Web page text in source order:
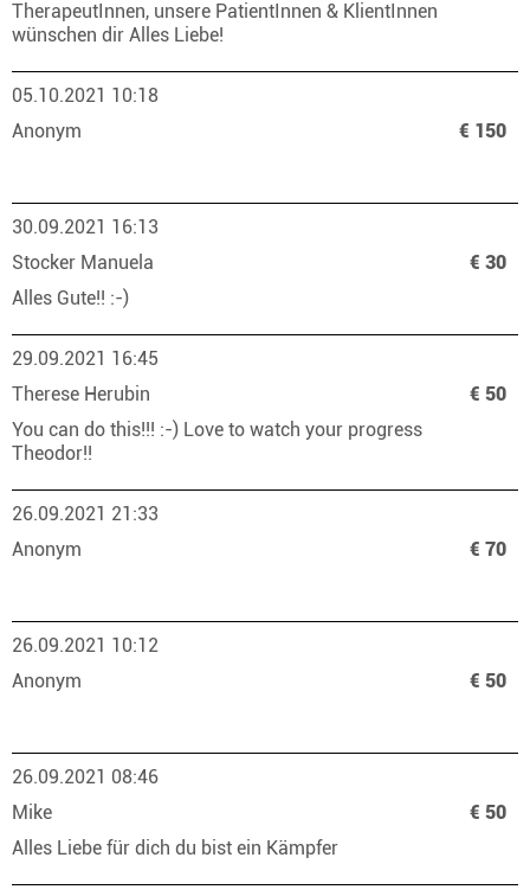
TherapeutInnen, unsere PatientInnen & KlientInnen
wünschen dir Alles Liebe!
05.10.2021 10:18
Anonym
€ 150
30.09.2021 16:13
Stocker Manuela
€ 30
Alles Gute!! :-)
29.09.2021 16:45
Therese Herubin
€ 50
You can do this!!! :-) Love to watch your progress
Theodor!!
26.09.2021 21:33
Anonym
€ 70
26.09.2021 10:12
Anonym
€ 50
26.09.2021 08:46
Mike
€ 50
Alles Liebe für dich du bist ein Kämpfer